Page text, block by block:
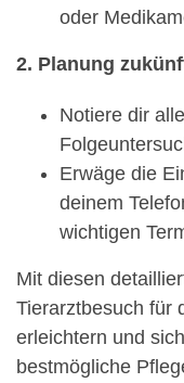
oder
2. Planung
Notiere dir
Erwäge die
deinem
wichtigen
Mit diesen
Tierarztbesuch für
erleichtern und
bestmögliche